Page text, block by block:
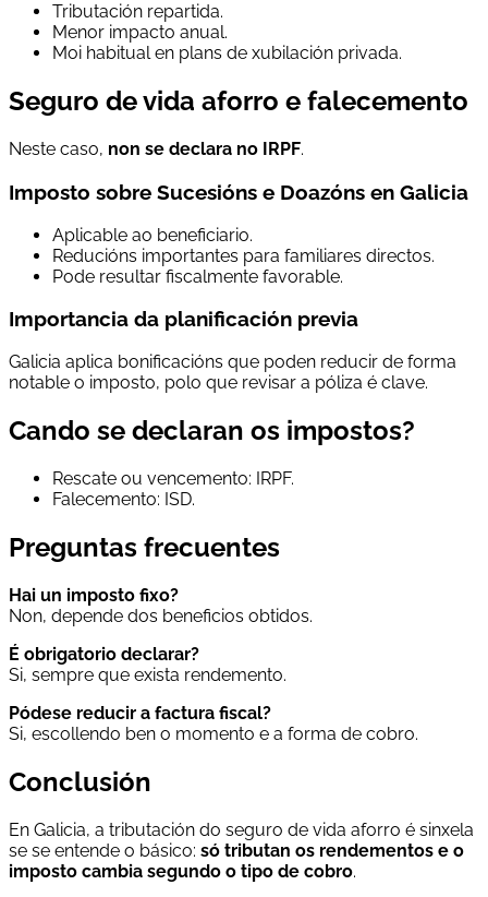
Tributación repartida.
Menor impacto anual.
Moi habitual en plans de xubilación privada.
Seguro de vida aforro e falecemento
Neste caso, non se declara no IRPF.
Imposto sobre Sucesións e Doazóns en Galicia
Aplicable ao beneficiario.
Reducións importantes para familiares directos.
Pode resultar fiscalmente favorable.
Importancia da planificación previa
Galicia aplica bonificacións que poden reducir de forma
notable o imposto, polo que revisar a póliza é clave.
Cando se declaran os impostos?
Rescate ou vencemento: IRPF.
Falecemento: ISD.
Preguntas frecuentes
Hai un imposto fixo?
Non, depende dos beneficios obtidos.
É obrigatorio declarar?
Si, sempre que exista rendemento.
Pódese reducir a factura fiscal?
Si, escollendo ben o momento e a forma de cobro.
Conclusión
En Galicia, a tributación do seguro de vida aforro é sinxela
se se entende o básico: só tributan os rendementos e o
imposto cambia segundo o tipo de cobro.